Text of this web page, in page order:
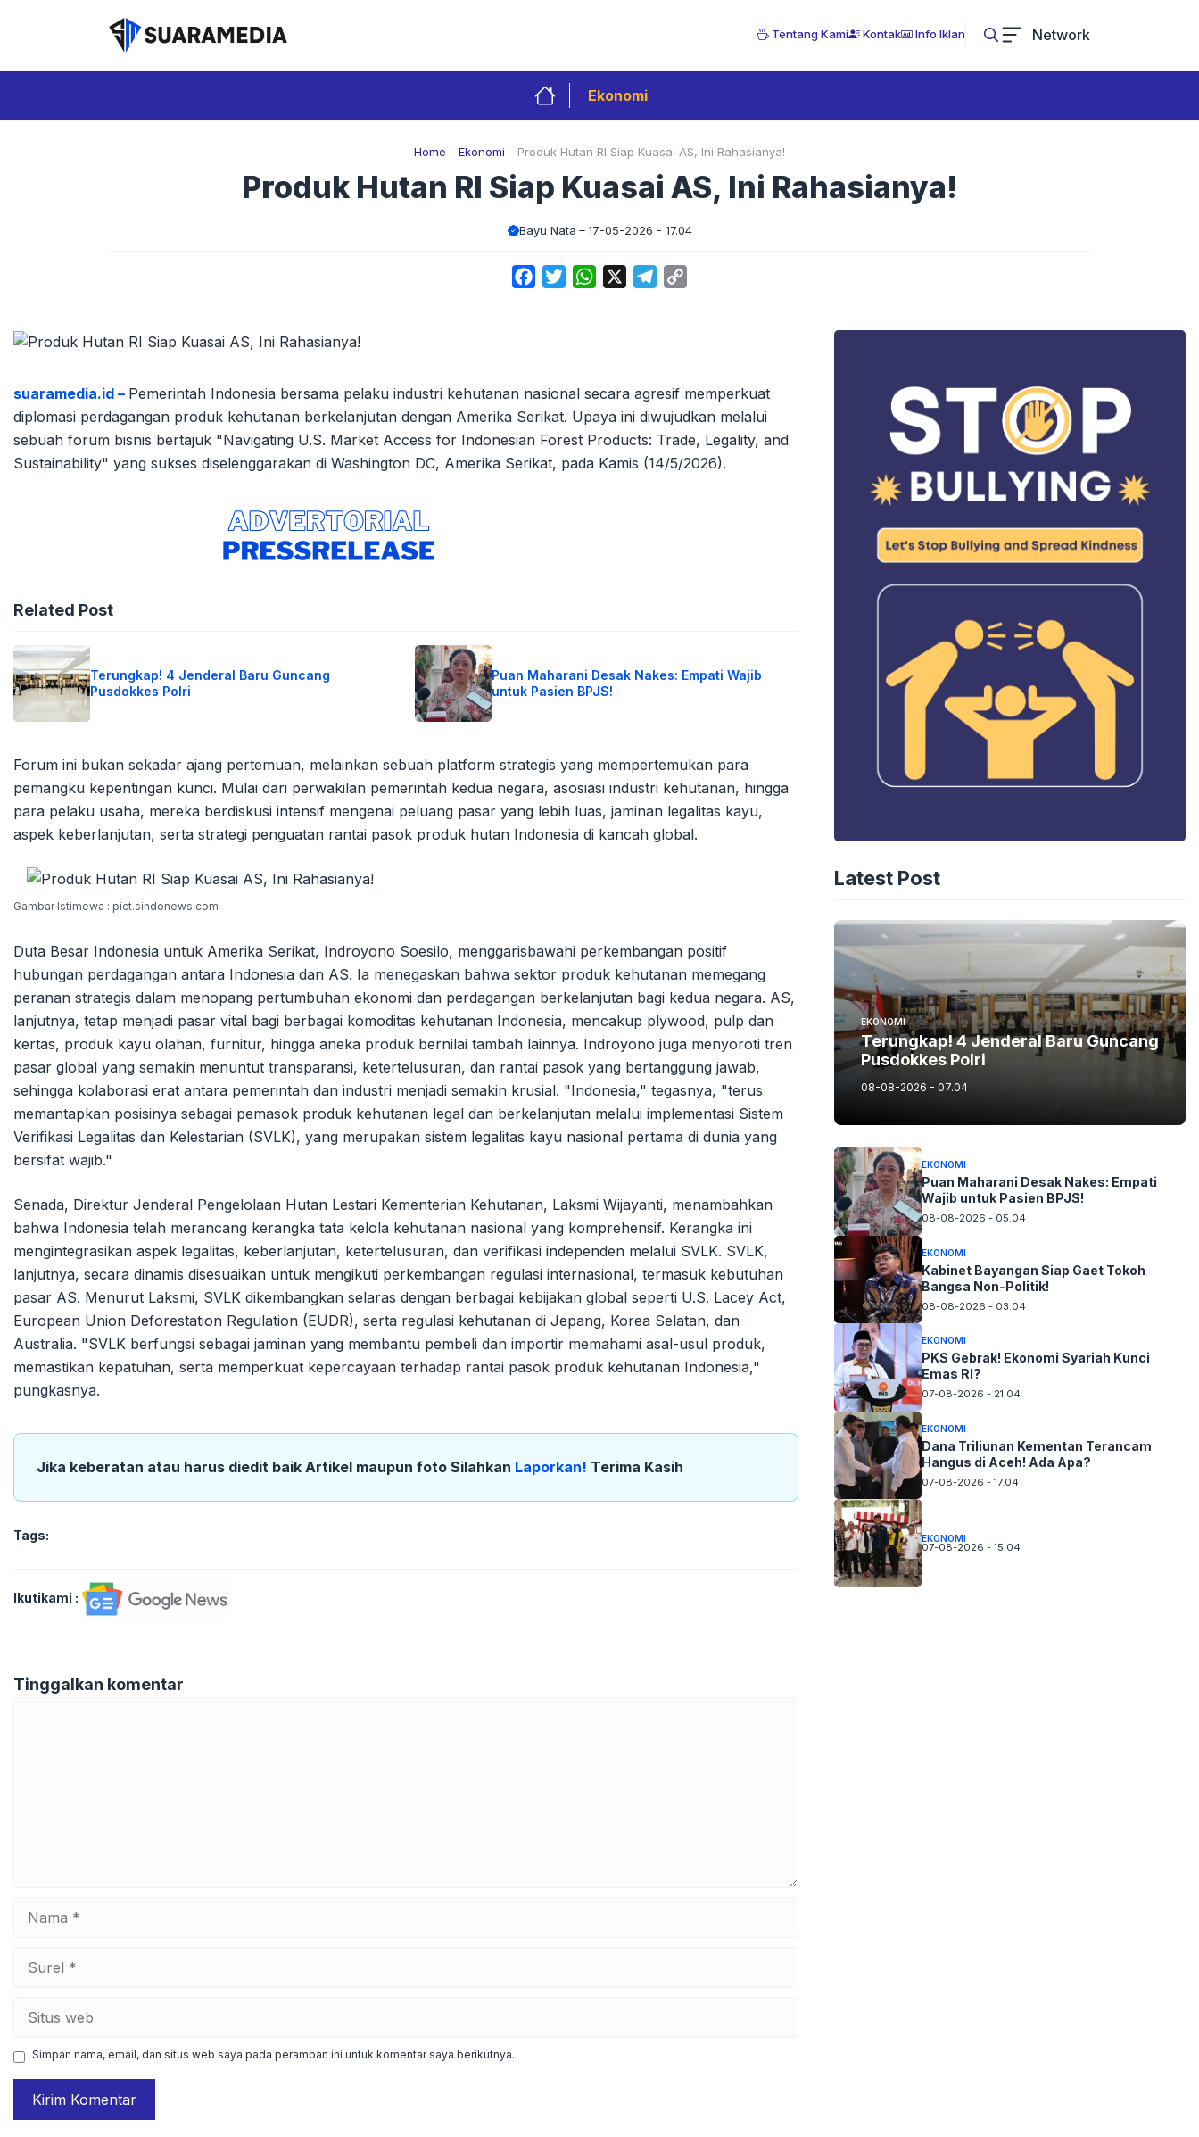
Tentang Kami Kontak Info Iklan Network
Ekonomi
Home - Ekonomi - Produk Hutan RI Siap Kuasai AS, Ini Rahasianya!
Produk Hutan RI Siap Kuasai AS, Ini Rahasianya!
Bayu Nata 17-05-2026 - 17.04
FacebookTwitterWhatsApp Telegram
suaramedia.id – Pemerintah Indonesia bersama pelaku industri kehutanan nasional secara agresif memperkuat
diplomasi perdagangan produk kehutanan berkelanjutan dengan Amerika Serikat. Upaya ini diwujudkan melalui
sebuah forum bisnis bertajuk "Navigating U.S. Market Access for Indonesian Forest Products: Trade, Legality, and
Sustainability" yang sukses diselenggarakan di Washington DC, Amerika Serikat, pada Kamis (14/5/2026).
Related Post
Terungkap! 4 Jenderal Baru Guncang
Pusdokkes Polri
Puan Maharani Desak Nakes: Empati Wajib
untuk Pasien BPJS!
Forum ini bukan sekadar ajang pertemuan, melainkan sebuah platform strategis yang mempertemukan para
pemangku kepentingan kunci. Mulai dari perwakilan pemerintah kedua negara, asosiasi industri kehutanan, hingga
para pelaku usaha, mereka berdiskusi intensif mengenai peluang pasar yang lebih luas, jaminan legalitas kayu,
aspek keberlanjutan, serta strategi penguatan rantai pasok produk hutan Indonesia di kancah global.
Gambar Istimewa : pict.sindonews.com
Duta Besar Indonesia untuk Amerika Serikat, Indroyono Soesilo, menggarisbawahi perkembangan positif
hubungan perdagangan antara Indonesia dan AS. Ia menegaskan bahwa sektor produk kehutanan memegang
peranan strategis dalam menopang pertumbuhan ekonomi dan perdagangan berkelanjutan bagi kedua negara. AS,
lanjutnya, tetap menjadi pasar vital bagi berbagai komoditas kehutanan Indonesia, mencakup plywood, pulp dan
kertas, produk kayu olahan, furnitur, hingga aneka produk bernilai tambah lainnya. Indroyono juga menyoroti tren
pasar global yang semakin menuntut transparansi, ketertelusuran, dan rantai pasok yang bertanggung jawab,
sehingga kolaborasi erat antara pemerintah dan industri menjadi semakin krusial. "Indonesia," tegasnya, "terus
memantapkan posisinya sebagai pemasok produk kehutanan legal dan berkelanjutan melalui implementasi Sistem
Verifikasi Legalitas dan Kelestarian (SVLK), yang merupakan sistem legalitas kayu nasional pertama di dunia yang
bersifat wajib."
Senada, Direktur Jenderal Pengelolaan Hutan Lestari Kementerian Kehutanan, Laksmi Wijayanti, menambahkan
bahwa Indonesia telah merancang kerangka tata kelola kehutanan nasional yang komprehensif. Kerangka ini
mengintegrasikan aspek legalitas, keberlanjutan, ketertelusuran, dan verifikasi independen melalui SVLK. SVLK,
lanjutnya, secara dinamis disesuaikan untuk mengikuti perkembangan regulasi internasional, termasuk kebutuhan
pasar AS. Menurut Laksmi, SVLK dikembangkan selaras dengan berbagai kebijakan global seperti U.S. Lacey Act,
European Union Deforestation Regulation (EUDR), serta regulasi kehutanan di Jepang, Korea Selatan, dan
Australia. "SVLK berfungsi sebagai jaminan yang membantu pembeli dan importir memahami asal-usul produk,
memastikan kepatuhan, serta memperkuat kepercayaan terhadap rantai pasok produk kehutanan Indonesia,"
pungkasnya.
Jika keberatan atau harus diedit baik Artikel maupun foto Silahkan Laporkan! Terima Kasih
Tags:
Ikutikami :
Tinggalkan komentar
web
Simpan nama, email, dan situs web saya pada peramban ini untuk komentar saya berikutnya.
Latest Post
EKONOMI
Terungkap! 4 Jenderal Baru Guncang
Pusdokkes Polri
08-08-2026 - 07.04
EKONOMI
Puan Maharani Desak Nakes: Empati
Wajib untuk Pasien BPJS!
08-08-2026 - 05.04
EKONOMI
Kabinet Bayangan Siap Gaet Tokoh
Bangsa Non-Politik!
08-08-2026 - 03.04
EKONOMI
PKS Gebrak! Ekonomi Syariah Kunci
Emas RI?
07-08-2026 - 21.04
EKONOMI
Dana Triliunan Kementan Terancam
Hangus di Aceh! Ada Apa?
07-08-2026 - 17.04
EKONOMI
07-08-2026 - 15.04